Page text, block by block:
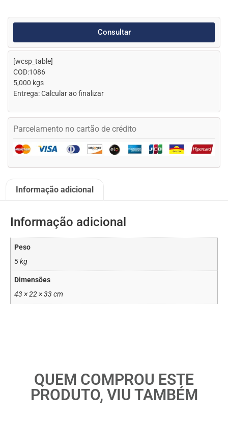
Consultar
[wcsp_table]
COD:1086
5,000 kgs
Entrega: Calcular ao finalizar
Parcelamento no cartão de crédito
Informação adicional
Informação adicional
Peso
5 kg
Dimensões
43 × 22 × 33 cm
QUEM COMPROU ESTE
PRODUTO, VIU TAMBÉM